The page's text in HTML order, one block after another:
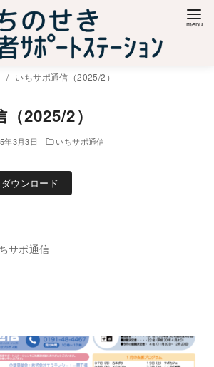
いちサポ通信（2025/2）
2025/2）
年3月3日 いちサポ通信
ダウンロード
サポ通信